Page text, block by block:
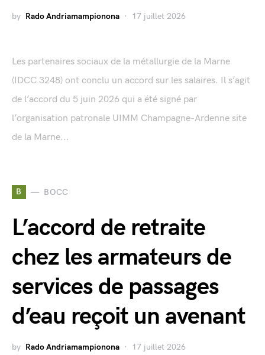
by Rado Andriamampionona 17 juillet 2026
Les partenaires sociaux de la métallurgie de la Marne
(IDCC 3248) ont conclu un accord sur les salaires. Il s’agit
de l’accord du 5 juin 2026 qui a été signé par
l’organisation patronale UIMM Champagne-Ardenne site
de la Marne...
B BOCC
L’accord de retraite
chez les armateurs de
services de passages
d’eau reçoit un avenant
by Rado Andriamampionona 17 juillet 2026